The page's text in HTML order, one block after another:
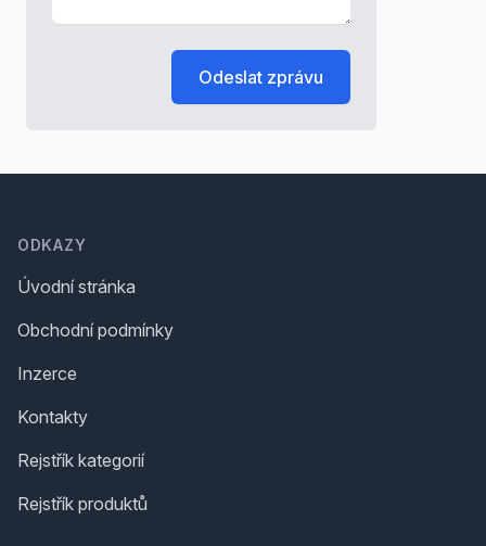
Odeslat zprávu
ODKAZY
Úvodní stránka
Obchodní podmínky
Inzerce
Kontakty
Rejstřík kategorií
Rejstřík produktů